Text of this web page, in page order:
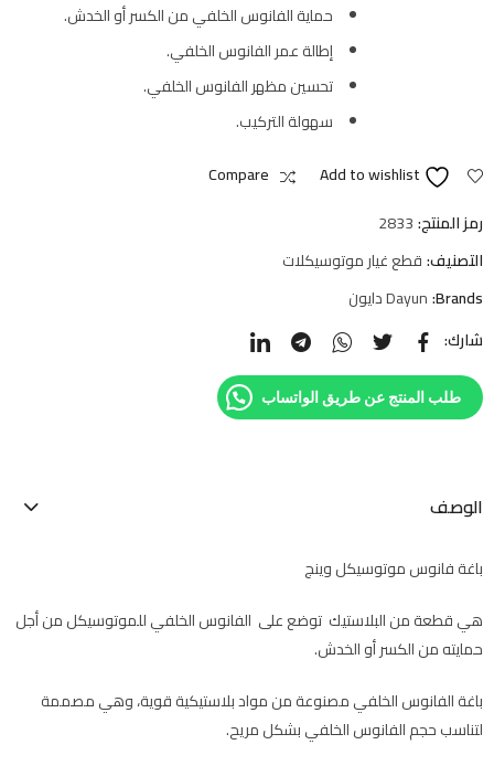
حماية الفانوس الخلفي من الكسر أو الخدش.
إطالة عمر الفانوس الخلفي.
تحسين مظهر الفانوس الخلفي.
سهولة التركيب.
Add to wishlist
Compare
رمز المنتج:2833
التصنيف:قطع غيار موتوسيكلات
Brands: Dayun دايون
شارك:
طلب المنتج عن طريق الواتساب
الوصف
باغة فانوس موتوسيكل وينج
هي قطعة من البلاستيك توضع على الفانوس الخلفي للموتوسيكل من أجل
حمايته من الكسر أو الخدش.
باغة الفانوس الخلفي مصنوعة من مواد بلاستيكية قوية، وهي مصممة
لتناسب حجم الفانوس الخلفي بشكل مريح.